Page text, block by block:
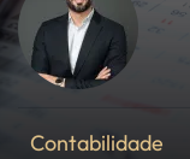
Contabilidade